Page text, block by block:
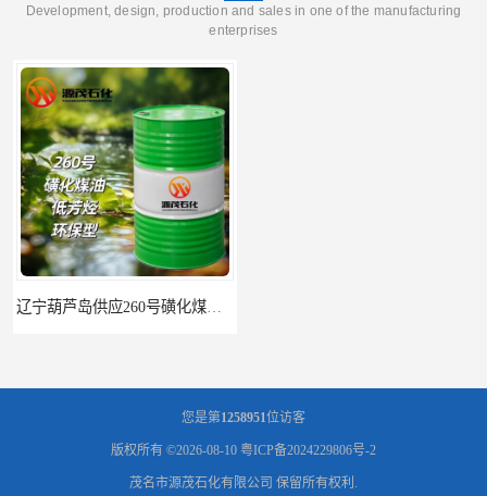
Development, design, production and sales in one of the manufacturing
enterprises
您是第1258951位访客
版权所有 ©2026-08-10 粤ICP备2024229806号-2
茂名市源茂石化有限公司 保留所有权利.